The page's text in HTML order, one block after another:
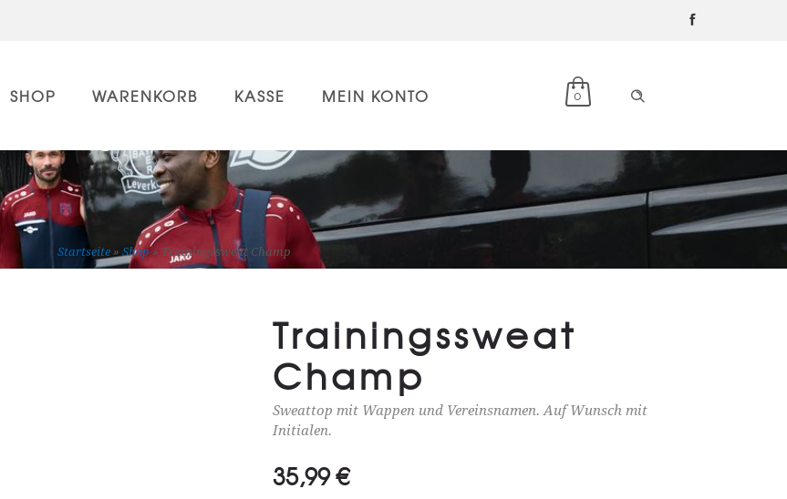
0
SHOP WARENKORB KASSE MEIN KONTO
Startseite »Shop» Trainingssweat Champ
Trainingssweat
Champ
Sweattop mit Wappen und Vereinsnamen. Auf Wunsch mit
Initialen.
35,99€